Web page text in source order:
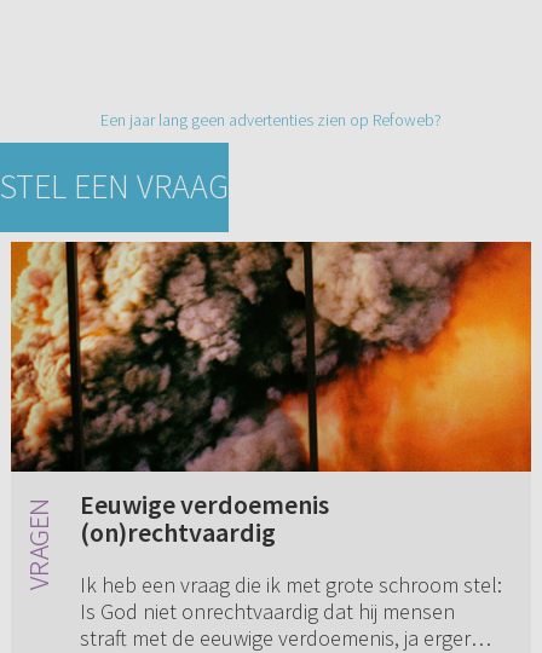
Een jaar lang geen advertenties zien op Refoweb?
STEL EEN VRAAG
Eeuwige verdoemenis
(on)rechtvaardig
Ik heb een vraag die ik met grote schroom stel:
Is God niet onrechtvaardig dat hij mensen
straft met de eeuwige verdoemenis, ja erger